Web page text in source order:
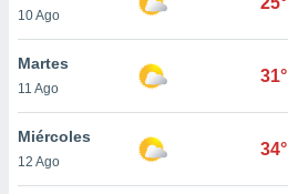
cookies
aceptar
10 Ago
Martes
11 Ago
31°
Miércoles
12 Ago
34°